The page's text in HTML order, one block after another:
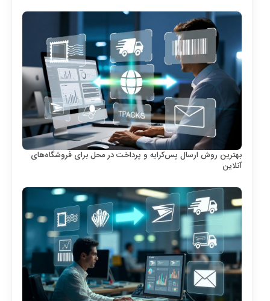
بهترین روش ارسال پس‌کرایه و پرداخت در محل برای فروشگاه‌های
آنلاین